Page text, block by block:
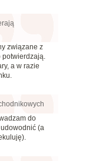
związane z
potwierdzają.
a w razie
do
(a